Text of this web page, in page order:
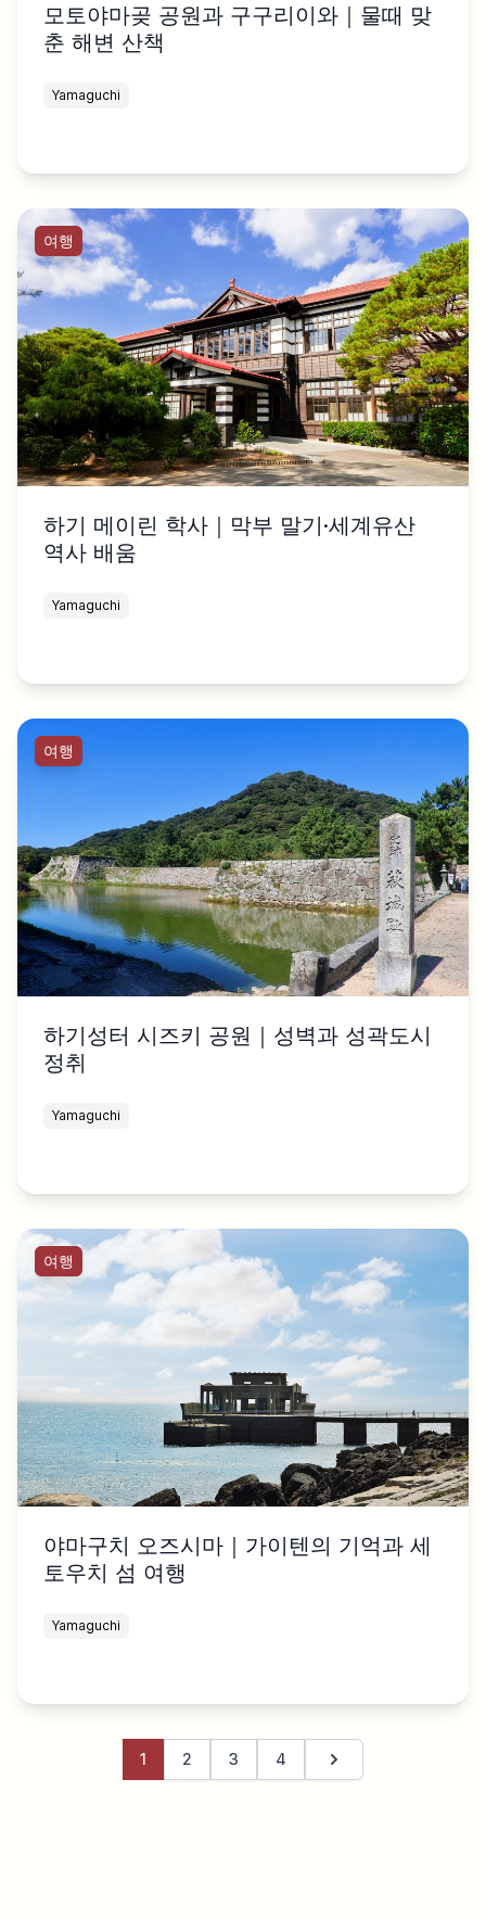
모토야마곶 공원과 구구리이와｜물때 맞
춘 해변 산책
Yamaguchi
여행
하기 메이린 학사｜막부 말기·세계유산
역사 배움
Yamaguchi
여행
하기성터 시즈키 공원｜성벽과 성곽도시
정취
Yamaguchi
여행
야마구치 오즈시마｜가이텐의 기억과 세
토우치 섬 여행
Yamaguchi
1 2 3 4 다음 페이지